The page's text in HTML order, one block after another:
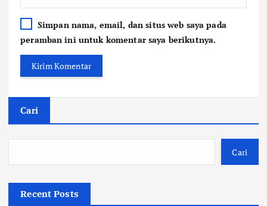
Simpan nama, email, dan situs web saya pada
peramban ini untuk komentar saya berikutnya.
Cari
Cari
Recent Posts